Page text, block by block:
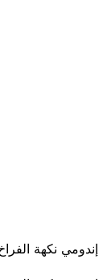
إندومي نكهة الفراخ البلدي 40